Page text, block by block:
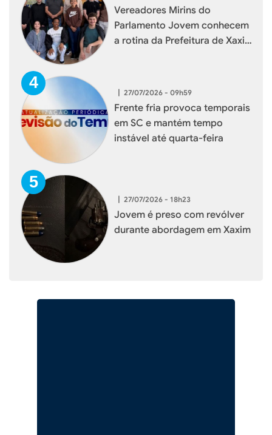
Vereadores Mirins do
Parlamento Jovem conhecem
a rotina da Prefeitura de Xaxim
| 27/07/2026 - 09h59
Frente fria provoca temporais
em SC e mantém tempo
instável até quarta-feira
| 27/07/2026 - 18h23
Jovem é preso com revólver
durante abordagem em Xaxim